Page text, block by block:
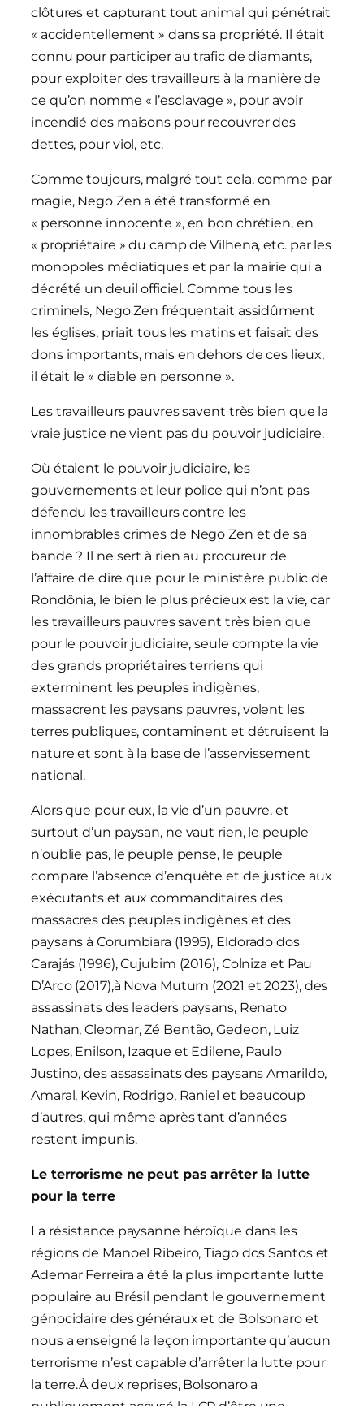
clôtures et capturant tout animal qui pénétrait
« accidentellement » dans sa propriété. Il était
connu pour participer au trafic de diamants,
pour exploiter des travailleurs à la manière de
ce qu’on nomme « l’esclavage », pour avoir
incendié des maisons pour recouvrer des
dettes, pour viol, etc.
Comme toujours, malgré tout cela, comme par
magie, Nego Zen a été transformé en
« personne innocente », en bon chrétien, en
« propriétaire » du camp de Vilhena, etc. par les
monopoles médiatiques et par la mairie qui a
décrété un deuil officiel. Comme tous les
criminels, Nego Zen fréquentait assidûment
les églises, priait tous les matins et faisait des
dons importants, mais en dehors de ces lieux,
il était le « diable en personne ».
Les travailleurs pauvres savent très bien que la
vraie justice ne vient pas du pouvoir judiciaire.
Où étaient le pouvoir judiciaire, les
gouvernements et leur police qui n’ont pas
défendu les travailleurs contre les
innombrables crimes de Nego Zen et de sa
bande ? Il ne sert à rien au procureur de
l’affaire de dire que pour le ministère public de
Rondônia, le bien le plus précieux est la vie, car
les travailleurs pauvres savent très bien que
pour le pouvoir judiciaire, seule compte la vie
des grands propriétaires terriens qui
exterminent les peuples indigènes,
massacrent les paysans pauvres, volent les
terres publiques, contaminent et détruisent la
nature et sont à la base de l’asservissement
national.
Alors que pour eux, la vie d’un pauvre, et
surtout d’un paysan, ne vaut rien, le peuple
n’oublie pas, le peuple pense, le peuple
compare l’absence d’enquête et de justice aux
exécutants et aux commanditaires des
massacres des peuples indigènes et des
paysans à Corumbiara (1995), Eldorado dos
Carajás (1996), Cujubim (2016), Colniza et Pau
D’Arco (2017),à Nova Mutum (2021 et 2023), des
assassinats des leaders paysans, Renato
Nathan, Cleomar, Zé Bentão, Gedeon, Luiz
Lopes, Enilson, Izaque et Edilene, Paulo
Justino, des assassinats des paysans Amarildo,
Amaral, Kevin, Rodrigo, Raniel et beaucoup
d’autres, qui même après tant d’années
restent impunis.
Le terrorisme ne peut pas arrêter la lutte
pour la terre
La résistance paysanne héroïque dans les
régions de Manoel Ribeiro, Tiago dos Santos et
Ademar Ferreira a été la plus importante lutte
populaire au Brésil pendant le gouvernement
génocidaire des généraux et de Bolsonaro et
nous a enseigné la leçon importante qu’aucun
terrorisme n’est capable d’arrêter la lutte pour
la terre.À deux reprises, Bolsonaro a